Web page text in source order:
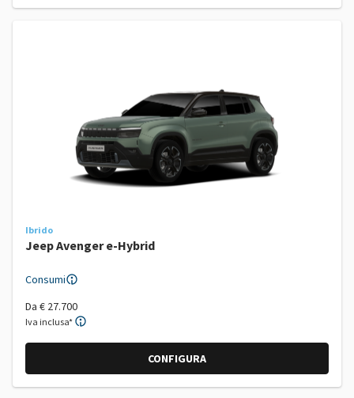
Ibrido
Jeep Avenger e-Hybrid
Consumi
Da € 27.700
Iva inclusa*
CONFIGURA